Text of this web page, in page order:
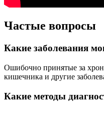
Частые вопросы
Какие заболевания
Ошибочно принятые за
кишечника и другие
Какие методы